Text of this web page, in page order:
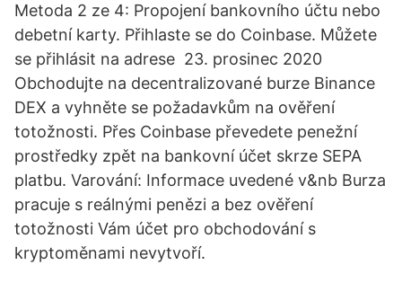
Metoda 2 ze 4: Propojení bankovního účtu nebo
debetní karty. Přihlaste se do Coinbase. Můžete
se přihlásit na adrese 23. prosinec 2020
Obchodujte na decentralizované burze Binance
DEX a vyhněte se požadavkům na ověření
totožnosti. Přes Coinbase převedete penežní
prostředky zpět na bankovní účet skrze SEPA
platbu. Varování: Informace uvedené v&nb Burza
pracuje s reálnými penězi a bez ověření
totožnosti Vám účet pro obchodování s
kryptoměnami nevytvoří.